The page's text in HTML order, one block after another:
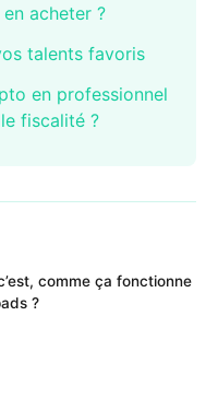
acheter ?
talents favoris
en professionnel
fiscalité ?
comme ça fonctionne
?